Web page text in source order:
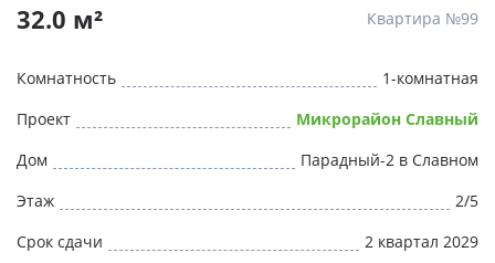
32.0 м² Квартира №99
Комнатность
1-комнатная
Проект
Микрорайон Славный
Дом
Парадный-2 в Славном
Этаж
2/5
Срок сдачи
2 квартал 2029